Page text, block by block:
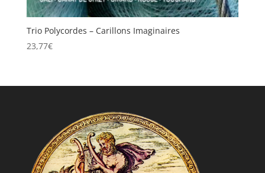
Trio Polycordes – Carillons Imaginaires
23,77€